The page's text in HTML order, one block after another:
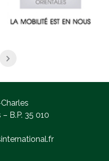
B.P. 35 010